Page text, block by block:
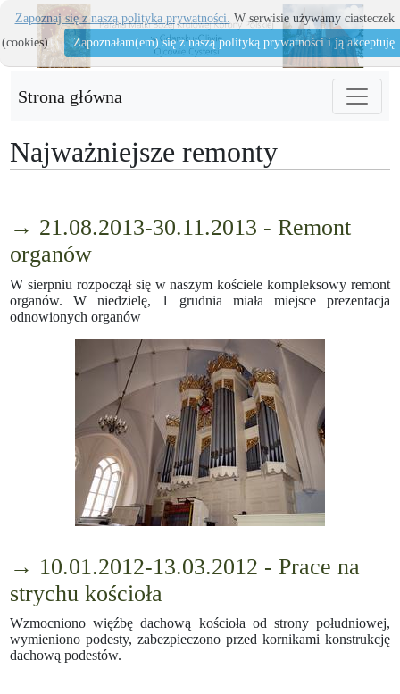
Strona główna
Najważniejsze remonty
→ 21.08.2013-30.11.2013 - Remont
organów
W sierpniu rozpoczął się w naszym kościele kompleksowy remont
organów. W niedzielę, 1 grudnia miała miejsce prezentacja
odnowionych organów
→ 10.01.2012-13.03.2012 - Prace na
strychu kościoła
Wzmocniono więźbę dachową kościoła od strony południowej,
wymieniono podesty, zabezpieczono przed kornikami konstrukcję
dachową podestów.
Zapoznaj się z naszą polityka prywatności. W serwisie używamy ciasteczek
(cookies).
Zapoznałam(em) się z naszą polityką prywatności i ją akceptuję.